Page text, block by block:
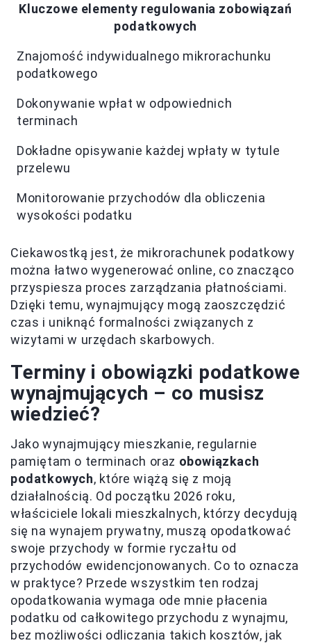
Kluczowe elementy regulowania zobowiązań
podatkowych
Znajomość indywidualnego mikrorachunku
podatkowego
Dokonywanie wpłat w odpowiednich
terminach
Dokładne opisywanie każdej wpłaty w tytule
przelewu
Monitorowanie przychodów dla obliczenia
wysokości podatku
Ciekawostką jest, że mikrorachunek podatkowy
można łatwo wygenerować online, co znacząco
przyspiesza proces zarządzania płatnościami.
Dzięki temu, wynajmujący mogą zaoszczędzić
czas i uniknąć formalności związanych z
wizytami w urzędach skarbowych.
Terminy i obowiązki podatkowe
wynajmujących – co musisz
wiedzieć?
Jako wynajmujący mieszkanie, regularnie
pamiętam o terminach oraz obowiązkach
podatkowych, które wiążą się z moją
działalnością. Od początku 2026 roku,
właściciele lokali mieszkalnych, którzy decydują
się na wynajem prywatny, muszą opodatkować
swoje przychody w formie ryczałtu od
przychodów ewidencjonowanych. Co to oznacza
w praktyce? Przede wszystkim ten rodzaj
opodatkowania wymaga ode mnie płacenia
podatku od całkowitego przychodu z wynajmu,
bez możliwości odliczania takich kosztów, jak